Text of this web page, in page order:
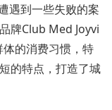
遇到一些失败的案
牌Club Med Joyvi
的消费习惯，特
的特点，打造了城